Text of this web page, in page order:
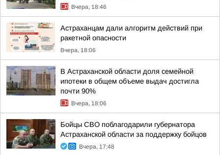
Вчера, 18:46
Астраханцам дали алгоритм действий при
ракетной опасности
Вчера, 18:06
В Астраханской области доля семейной
ипотеки в общем объеме выдач достигла
почти 90%
Вчера, 18:06
Бойцы СВО поблагодарили губернатора
Астраханской области за поддержку бойцов
Вчера, 17:48